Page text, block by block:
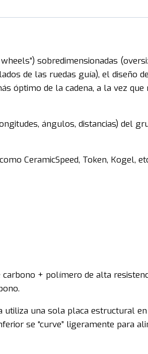
sobredimensionadas
de las ruedas guía), el diseño de
óptimo de la cadena, a la vez que
ángulos, distancias) del
CeramicSpeed, Token, Kogel,
+ polímero de alta
utiliza una sola placa estructural
se “curve” ligeramente para